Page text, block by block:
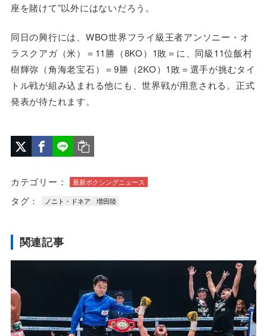
座を賭けて”以外にはないだろう。
同日の興行には、WBO世界フライ級王者アンソニー・オ
ラスクアガ（米）＝11勝（8KO）1敗＝に、同級11位飯村
樹輝弥（角海老宝石）＝9勝（2KO）1敗＝選手が挑むタイ
トル戦が組み込まれる他にも、世界戦が用意される。正式
発表が待たれます。
カテゴリー： 最新ボクシングニュース
タグ： ノニト・ドネア 増田陸
関連記事